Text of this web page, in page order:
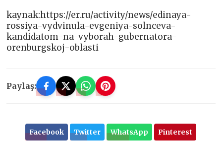
kaynak:https://er.ru/activity/news/edinaya-
rossiya-vydvinula-evgeniya-solnceva-
kandidatom-na-vyborah-gubernatora-
orenburgskoj-oblasti
Paylaş:
Facebook Twitter WhatsApp Pinterest